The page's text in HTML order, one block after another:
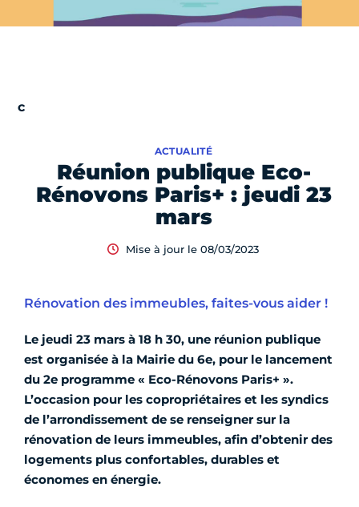
Réunion publique Eco-
Rénovons Paris+ : jeudi 23
mars
ACTUALITÉ
Mise à jour le 08/03/2023
Rénovation des immeubles, faites-vous aider !
Le jeudi 23 mars à 18 h 30, une réunion publique
est organisée à la Mairie du 6e, pour le lancement
du 2e programme « Eco-Rénovons Paris+ ».
L’occasion pour les copropriétaires et les syndics
de l’arrondissement de se renseigner sur la
rénovation de leurs immeubles, afin d’obtenir des
logements plus confortables, durables et
économes en énergie.